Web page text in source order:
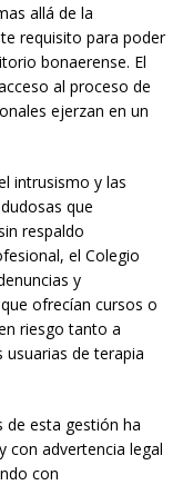
allá de la
requisito para poder
bonaerense. El
al proceso de
ejerzan en un
intrusismo y las
que
respaldo
el Colegio
y
ofrecían cursos o
riesgo tanto a
de terapia
de esta gestión ha
advertencia legal
con